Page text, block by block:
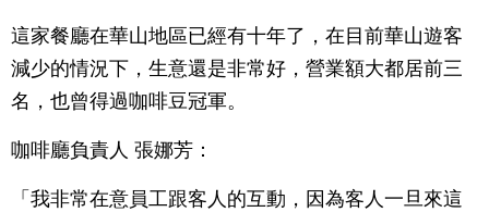
這家餐廳在華山地區已經有十年了，在目前華山遊客
減少的情況下，生意還是非常好，營業額大都居前三
名，也曾得過咖啡豆冠軍。
咖啡廳負責人 張娜芳：
「我非常在意員工跟客人的互動，因為客人一旦來這